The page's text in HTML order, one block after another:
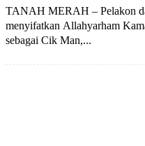
TANAH MERAH – Pelakon
menyifatkan Allahyarham
sebagai Cik Man,...